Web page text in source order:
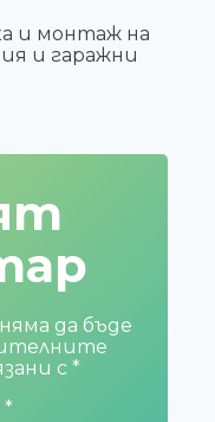
и монтаж на
и гаражни
да бъде
с *
*